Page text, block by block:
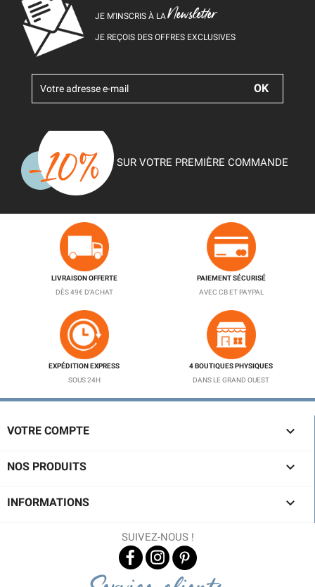
JE M’INSCRIS À LANewsletter
JE REÇOIS DES OFFRES EXCLUSIVES
SUR VOTRE PREMIÈRE COMMANDE
LIVRAISON OFFERTE
DÈS 49€ D'ACHAT
PAIEMENT SÉCURISÉ
AVEC CB ET PAYPAL
EXPÉDITION EXPRESS
SOUS 24H
4 BOUTIQUES PHYSIQUES
DANS LE GRAND OUEST
VOTRE COMPTE 
NOS PRODUITS 
INFORMATIONS 
SUIVEZ-NOUS !